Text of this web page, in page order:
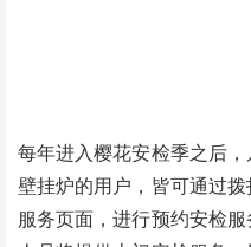
每年进入樱花安检季之后，
壁挂炉的用户，皆可通过
服务页面，进行预约安检